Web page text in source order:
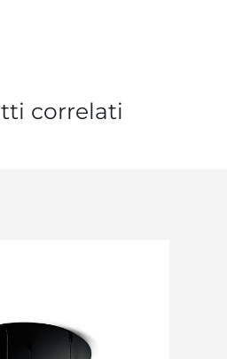
correlati